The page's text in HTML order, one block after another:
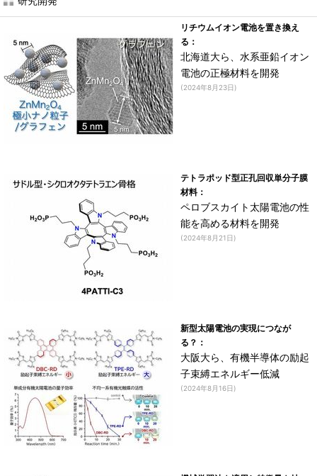
リチウムイオン電池を置き換え
る：
北海道大ら、水系亜鉛イオン
電池の正極材料を開発
(2024年8月23日)
テトラポッド型正孔回収単分子膜
材料：
ペロブスカイト太陽電池の性
能を高める材料を開発
(2024年8月21日)
新型太陽電池の実現につなが
る？：
大阪大ら、有機半導体の励起
子束縛エネルギー低減
(2024年8月16日)